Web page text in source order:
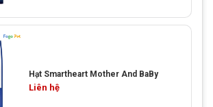
Hạt Smartheart Mother And BaBy
Liên hệ